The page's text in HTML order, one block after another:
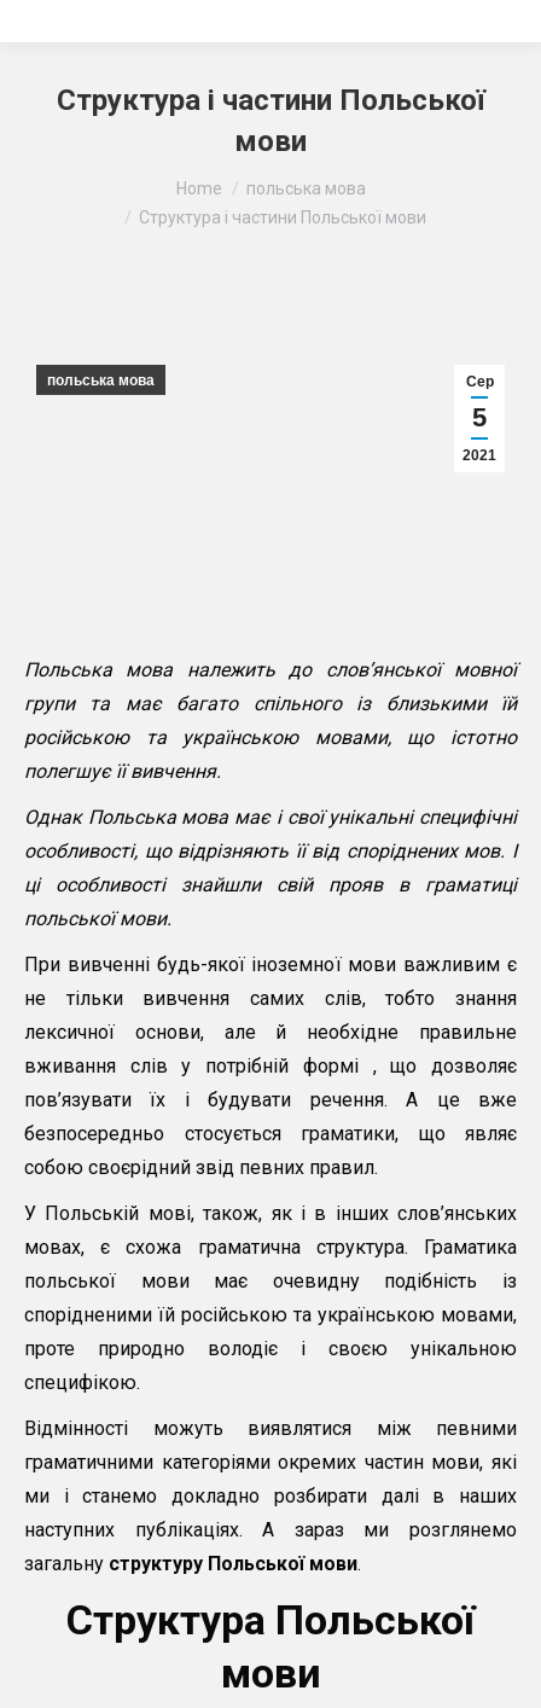
Структура і частини Польської
мови
Home
польська мова
Структура і частини Польської мови
Сер
5
2021
польська мова
Польська мова належить до слов’янської мовної
групи та має багато спільного із близькими їй
російською та українською мовами, що істотно
полегшує її вивчення.
Однак Польська мова має і свої унікальні специфічні
особливості, що відрізняють її від споріднених мов. І
ці особливості знайшли свій прояв в граматиці
польської мови.
При вивченні будь-якої іноземної мови важливим є
не тільки вивчення самих слів, тобто знання
лексичної основи, але й необхідне правильне
вживання слів у потрібній формі , що дозволяє
пов’язувати їх і будувати речення. А це вже
безпосередньо стосується граматики, що являє
собою своєрідний звід певних правил.
У Польській мові, також, як і в інших слов’янських
мовах, є схожа граматична структура. Граматика
польської мови має очевидну подібність із
спорідненими їй російською та українською мовами,
проте природно володіє і своєю унікальною
специфікою.
Відмінності можуть виявлятися між певними
граматичними категоріями окремих частин мови, які
ми і станемо докладно розбирати далі в наших
наступних публікаціях. А зараз ми розглянемо
загальну структуру Польської мови.
Структура Польської
мови